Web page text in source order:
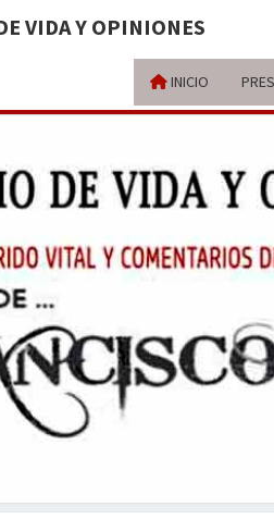
VIDA Y OPINIONES
INICIO